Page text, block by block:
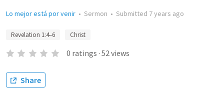
Lo mejor está por venir • Sermon • Submitted 7 years ago
Revelation 1:4–6 Christ
0 ratings · 52views
Share